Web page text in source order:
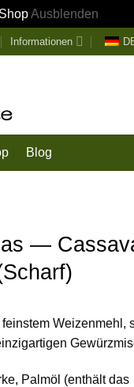
Ausblenden
Informationen
Blog
—
Weizenmehl,
Palmöl (enthält das